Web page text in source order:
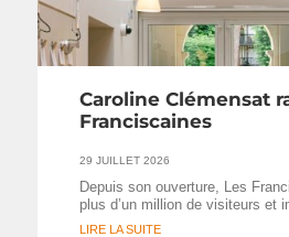
Caroline Clémensat
Franciscaines
29 JUILLET 2026
Depuis son ouverture, Les
plus d’un million de visiteurs et
LIRE LA SUITE